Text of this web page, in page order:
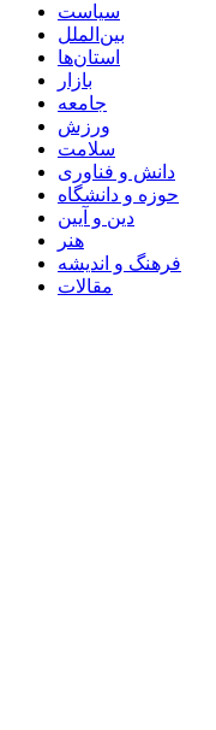
سیاست
بین‌الملل
استان‌ها
بازار
جامعه
ورزش
سلامت
دانش و فناوری
حوزه و دانشگاه
دین و آیین
هنر
فرهنگ و اندیشه
مقالات